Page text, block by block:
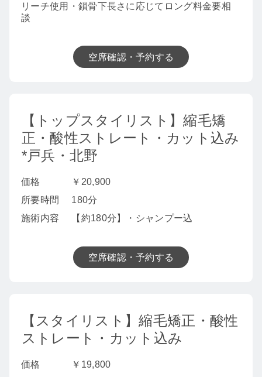
リーチ使用・鎖骨下長さに応じてロング料金要相
談
空席確認・予約する
【トップスタイリスト】縮毛矯
正・酸性ストレート・カット込み
*戸兵・北野
価格
￥20,900
所要時間
180分
施術内容
【約180分】・シャンプー込
空席確認・予約する
【スタイリスト】縮毛矯正・酸性
ストレート・カット込み
価格
￥19,800